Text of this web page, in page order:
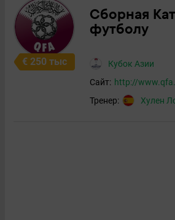
€ 250 тыс
Сборная
футболу
Кубок Азии
Сайт: http://
Тренер:
Хулен